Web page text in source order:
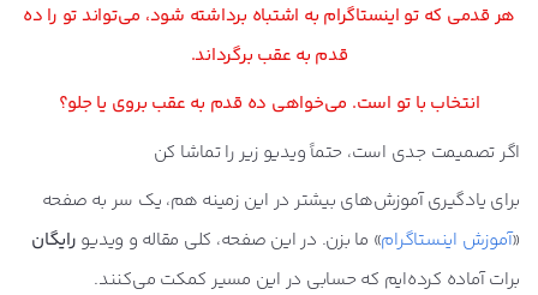
هر قدمی که تو اینستاگرام به اشتباه برداشته شود، میتواند تو را ده
قدم به عقب برگرداند.
انتخاب با تو است. میخواهی ده قدم به عقب بروی یا جلو؟
اگر تصمیمت جدی است، حتماً ویدیو زیر را تماشا کن
برای یادگیری آموزش‌های بیشتر در این زمینه هم، یک سر به صفحه
«آموزش اینستاگرام» ما بزن. در این صفحه، کلی مقاله و ویدیو رایگان
برات آماده کرده‌ایم که حسابی در این مسیر کمکت می‌کنند.